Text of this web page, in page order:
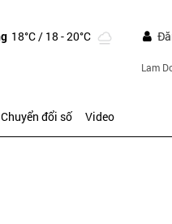
18°C/ 18 - 20°C
Lam
đổi số Video